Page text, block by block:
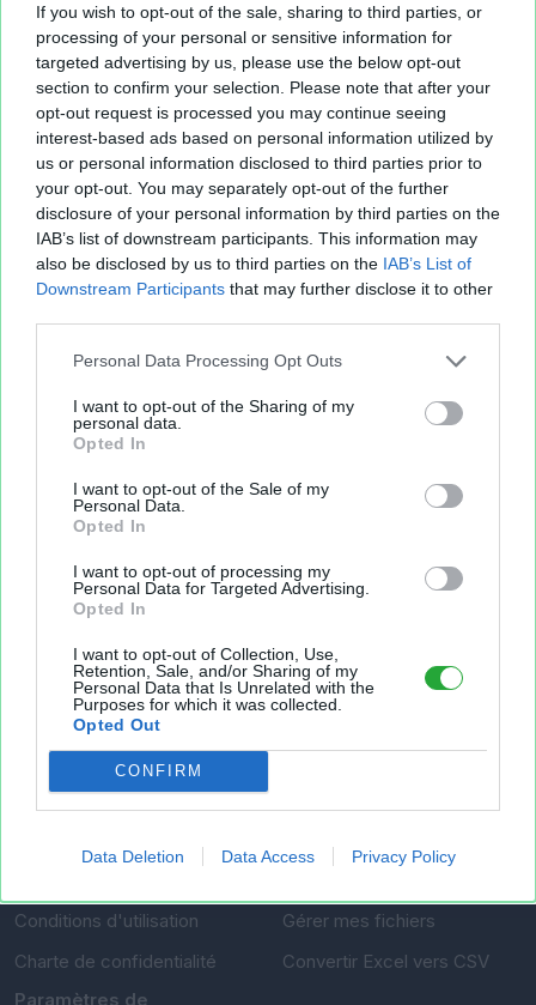
If you wish to opt-out of the sale, sharing to third parties, or
processing of your personal or sensitive information for
targeted advertising by us, please use the below opt-out
section to confirm your selection. Please note that after your
opt-out request is processed you may continue seeing
interest-based ads based on personal information utilized by
us or personal information disclosed to third parties prior to
your opt-out. You may separately opt-out of the further
disclosure of your personal information by third parties on the
IAB’s list of downstream participants. This information may
also be disclosed by us to third parties on the IAB’s List of
Downstream Participants that may further disclose it to other
Personal Data Processing Opt Outs
I want to opt-out of the Sharing of my
personal data.
Opted In
I want to opt-out of the Sale of my
Personal Data.
Opted In
I want to opt-out of processing my
Personal Data for Targeted Advertising.
Opted In
I want to opt-out of Collection, Use,
Retention, Sale, and/or Sharing of my
Personal Data that Is Unrelated with the
Purposes for which it was collected.
Opted Out
CONFIRM
Data Deletion Data Access Privacy Policy
15 octobre 2011(2 fichiers publics)
17 octobre 2011
(1 fichier public)
21 octobre 2011(1 fichier public)
22 octobre 2011(1 fichier public)
27 octobre 2011 (2 fichiers publics)
28 octobre 2011(2 fichiers publics)
30 octobre 2011(2 fichiers publics)
31 octobre 2011(2 fichiers publics)
et sans inscription, permettant de partager et
d'archiver facilement vos feuilles de calcul Excel
Mes fichiers
Conditions d'utilisation
Charte de confidentialité
Paramètres de
Gérer mes fichiers
Convertir Excel vers CSV